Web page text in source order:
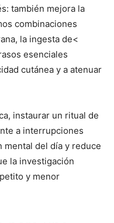
también mejora la
combinaciones
la ingesta de<
esenciales
cutánea y a atenuar
instaurar un ritual de
a interrupciones
mental del día y reduce
la investigación
y menor